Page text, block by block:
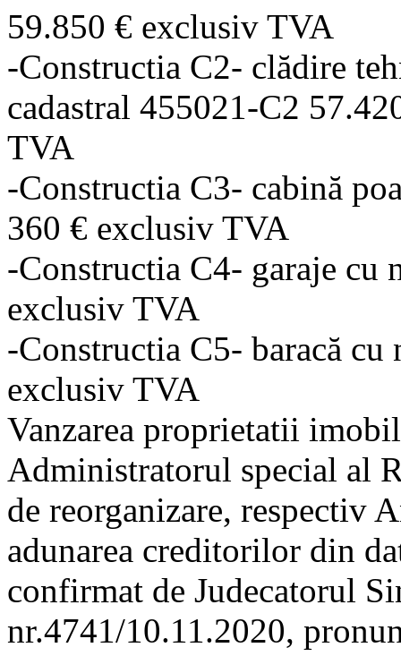
59.850 € exclusiv TVA
-Constructia C2- clădire
cadastral 455021-C2
TVA
-Constructia C3- cabină
360 € exclusiv TVA
-Constructia C4- garaje cu
exclusiv TVA
-Constructia C5- baracă
exclusiv TVA
Vanzarea proprietatii
Administratorul special al
de reorganizare, respectiv
adunarea creditorilor din
confirmat de Judecatorul
nr.4741/10.11.2020,